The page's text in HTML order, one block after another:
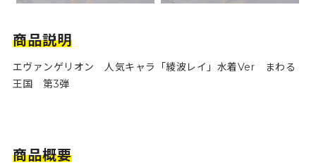
商品説明
エヴァンゲリオン 人気キャラ「綾波レイ」水着Ver まわる
王国 第3弾
商品概要